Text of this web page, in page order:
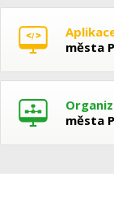
města
města